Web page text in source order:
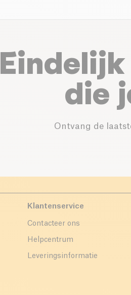
die
Ontvang de
Klantenservice
Contacteer ons
Helpcentrum
Leveringsinformatie